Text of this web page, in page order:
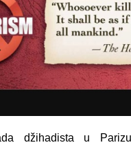
džihadista u